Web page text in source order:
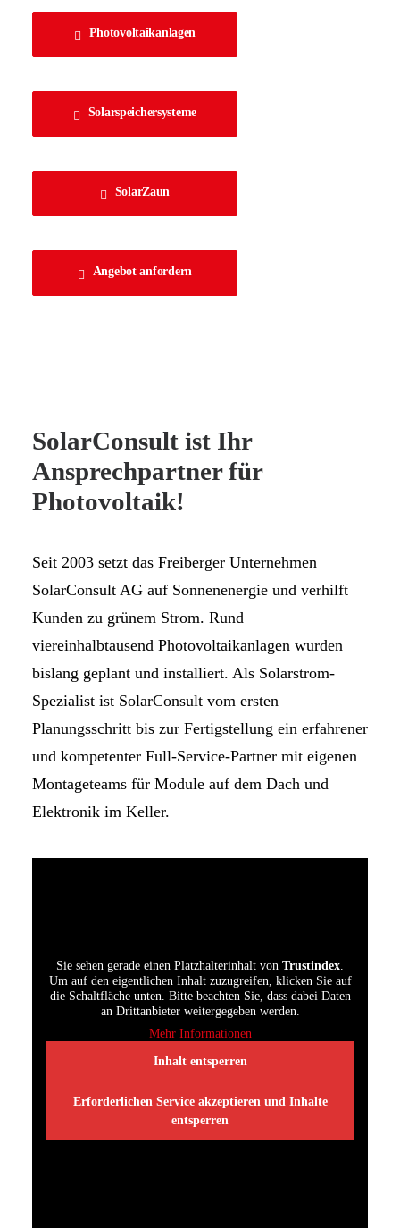
Photovoltaikanlagen
Solarspeichersysteme
SolarZaun
Angebot anfordern
SolarConsult ist Ihr
Ansprechpartner für
Photovoltaik!
Seit 2003 setzt das Freiberger Unternehmen
SolarConsult AG auf Sonnenenergie und verhilft
Kunden zu grünem Strom. Rund
viereinhalbtausend Photovoltaikanlagen wurden
bislang geplant und installiert. Als Solarstrom-
Spezialist ist SolarConsult vom ersten
Planungsschritt bis zur Fertigstellung ein erfahrener
und kompetenter Full-Service-Partner mit eigenen
Montageteams für Module auf dem Dach und
Elektronik im Keller.
Sie sehen gerade einen Platzhalterinhalt von Trustindex.
Um auf den eigentlichen Inhalt zuzugreifen, klicken Sie auf
die Schaltfläche unten. Bitte beachten Sie, dass dabei Daten
an Drittanbieter weitergegeben werden.
Mehr Informationen
Inhalt entsperren
Erforderlichen Service akzeptieren und Inhalte
entsperren